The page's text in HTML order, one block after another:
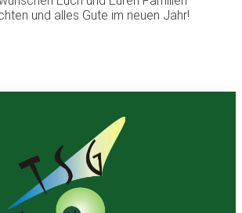
und alles Gute im neuen Jahr!